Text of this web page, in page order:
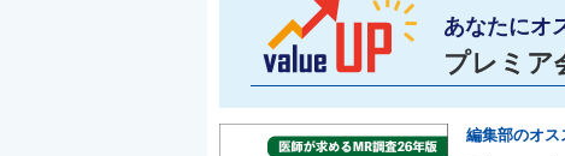
あなたにオ
プレミア
編集部のオス